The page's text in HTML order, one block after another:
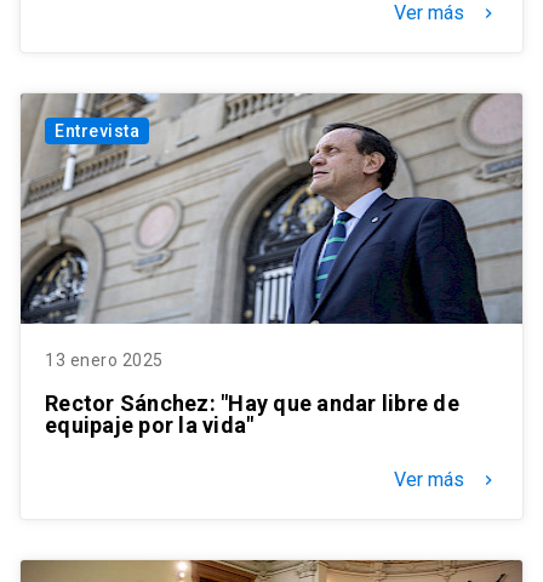
Ver más keyboard_arrow_right
Entrevista
13 enero 2025
Rector Sánchez: "Hay que andar libre de
equipaje por la vida"
Ver más keyboard_arrow_right